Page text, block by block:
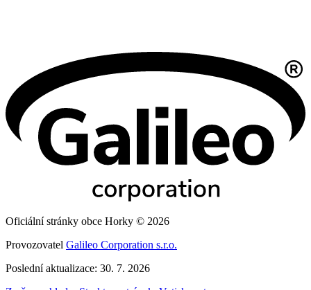
Oficiální stránky obce Horky © 2026
Provozovatel Galileo Corporation s.r.o.
Poslední aktualizace: 30. 7. 2026